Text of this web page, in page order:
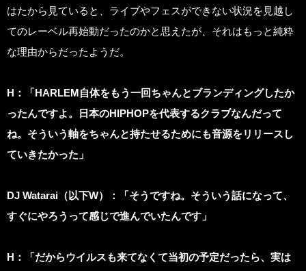
はたから見ていると、ライブやフェスができない状況を見越し
てのレーベル再始動だったのかと思えたが、それはもっと純粋
な理由からだったようだ。
H ：「HARLEM自体をもう一回ちゃんとブランディングしたか
ったんですよ。日本のHIPHOPを代表するクラブなんだって
ね。そういう軸をちゃんと持たせるためにも音源をリリースし
ていきたかった」
DJ Watarai （以下W）：「そうですね。そういう話になって、
すぐにやろうって感じで進んでいたんです」
H：「だからウイルスも来てなくて当初の予定だったら、実は